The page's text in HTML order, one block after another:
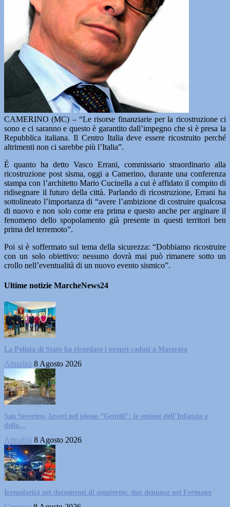
CAMERINO (MC) – “Le risorse finanziarie per la ricostruzione ci
sono e ci saranno e questo è garantito dall’impegno che si è presa la
Repubblica italiana. Il Centro Italia deve essere ricostruito perché
altrimenti non ci sarebbe più l’Italia”.
È quanto ha detto Vasco Errani, commissario straordinario alla
ricostruzione post sisma, oggi a Camerino, durante una conferenza
stampa con l’architetto Mario Cucinella a cui è affidato il compito di
ridisegnare il futuro della città. Parlando di ricostruzione, Errani ha
sottolineato l’importanza di “avere l’ambizione di costruire qualcosa
di nuovo e non solo come era prima e questo anche per arginare il
fenomeno dello spopolamento già presente in questi territori ben
prima del terremoto”.
Poi si è soffermato sul tema della sicurezza: “Dobbiamo ricostruire
con un solo obiettivo: nessuno dovrà mai può rimanere sotto un
crollo nell’eventualità di un nuovo evento sismico”.
Ultime notizie MarcheNews24
La Polizia di Stato ha ricordato i propri caduti a Macerata
Attualità 8 Agosto 2026
San Severino, lavori nel plesso “Gentili”: le sezioni dell’Infanzia e
della...
Attualità 8 Agosto 2026
Irregolarità nei documenti di soggiorno: due denunce nel Fermano